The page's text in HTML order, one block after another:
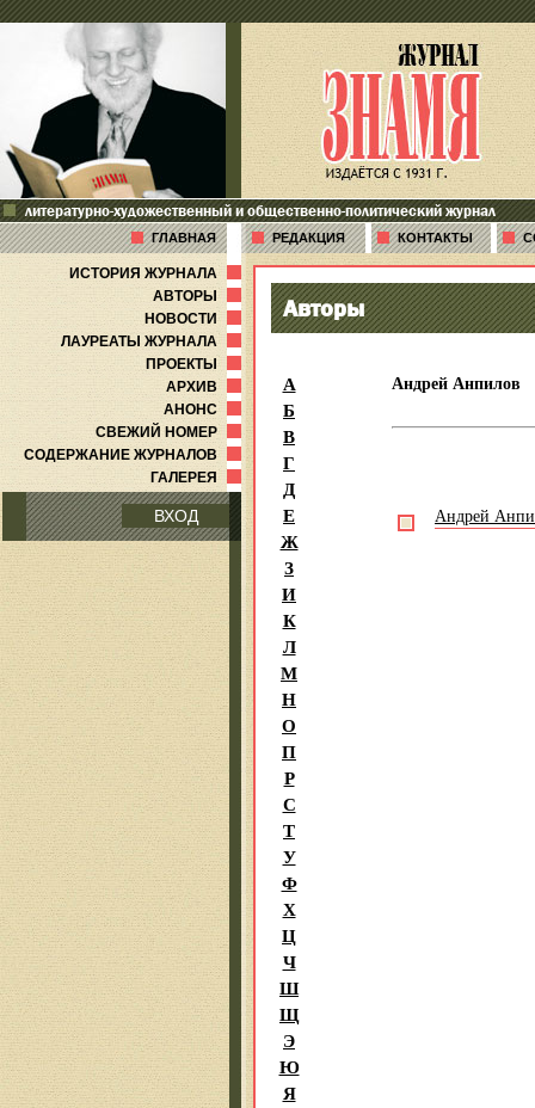
литературно-художественный и общественно-политический журнал
ГЛАВНАЯ РЕДАКЦИЯ КОНТАКТЫ
ИСТОРИЯ ЖУРНАЛА
АВТОРЫ
НОВОСТИ
ЛАУРЕАТЫ ЖУРНАЛА
ПРОЕКТЫ
АРХИВ
АНОНС
СВЕЖИЙ НОМЕР
СОДЕРЖАНИЕ ЖУРНАЛОВ
ГАЛЕРЕЯ
ВХОД
Авторы
А
Б
В
Г
Д
Е
Ж
З
И
К
Л
М
Н
О
П
Р
С
Т
У
Ф
Х
Ц
Ч
Ш
Щ
Э
Ю
Я
Андрей Анпилов
Андрей